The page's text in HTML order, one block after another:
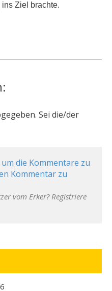
ins Ziel brachte.
Sei die/der
die Kommentare zu
Kommentar zu
vom Erker? Registriere